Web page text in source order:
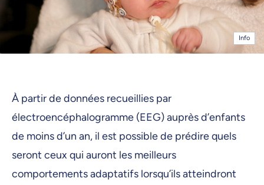
Info
À partir de données recueillies par
électroencéphalogramme (EEG) auprès d’enfants
de moins d’un an, il est possible de prédire quels
seront ceux qui auront les meilleurs
comportements adaptatifs lorsqu’ils atteindront